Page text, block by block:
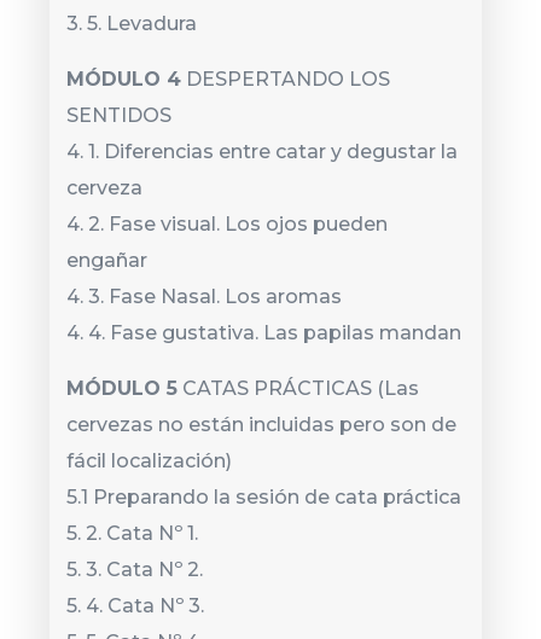
3. 5. Levadura
MÓDULO 4 DESPERTANDO LOS
SENTIDOS
4. 1. Diferencias entre catar y degustar la
cerveza
4. 2. Fase visual. Los ojos pueden
engañar
4. 3. Fase Nasal. Los aromas
4. 4. Fase gustativa. Las papilas mandan
MÓDULO 5 CATAS PRÁCTICAS (Las
cervezas no están incluidas pero son de
fácil localización)
5.1 Preparando la sesión de cata práctica
5. 2. Cata Nº 1.
5. 3. Cata Nº 2.
5. 4. Cata Nº 3.